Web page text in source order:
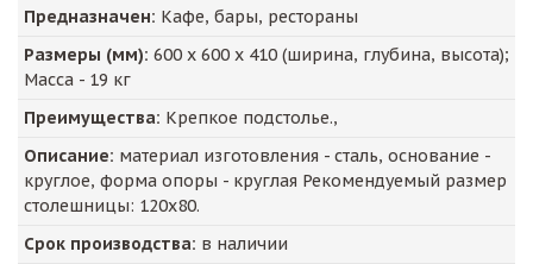
Предназначен: Кафе, бары, рестораны
Размеры (мм): 600 х 600 х 410 (ширина, глубина, высота);
Масса - 19 кг
Преимущества: Крепкое подстолье.,
Описание: материал изготовления - сталь, основание -
круглое, форма опоры - круглая Рекомендуемый размер
столешницы: 120х80.
Срок производства: в наличии